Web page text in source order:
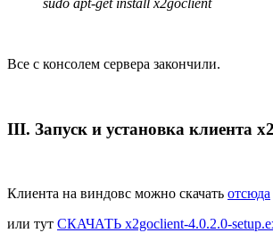
sudo apt-get install x2goclient
Все с консолем сервера закончили.
III. Запуск и установка клиента
Клиента на виндовс можно скачать отсюда
или тут СКАЧАТЬ x2goclient-4.0.2.0-